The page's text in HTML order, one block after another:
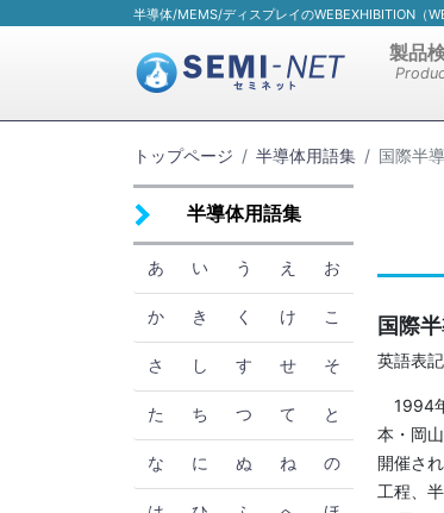
半導体/MEMS/ディスプレイのWEBEXHIBITION（
製品
トップページ 半導体用語集 国際半
半導体用語集
あ い う え お
か き く け こ
さ し す せ そ
た ち つ て と
な に ぬ ね の
国際
英語表
1994
本・岡
開催さ
工程、